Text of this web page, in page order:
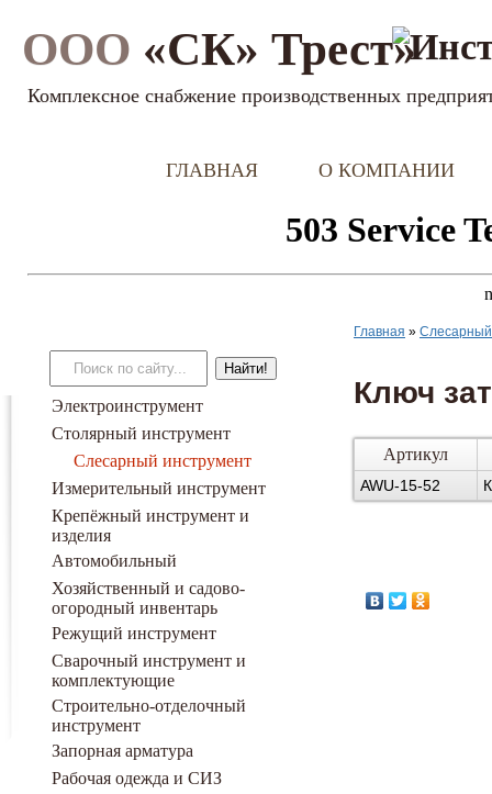
ООО «СК» Трест»
Комплексное снабжение производственных
ГЛАВНАЯ О КОМПАНИИ
Электроинструмент
Столярный инструмент
Слесарный инструмент
Измерительный инструмент
Крепёжный инструмент и
изделия
Автомобильный
Хозяйственный и садово-
огородный инвентарь
Режущий инструмент
Сварочный инструмент и
комплектующие
Строительно-отделочный
инструмент
Запорная арматура
Рабочая одежда и СИЗ
Главная »
Ключ
Артикул
AWU-15-52